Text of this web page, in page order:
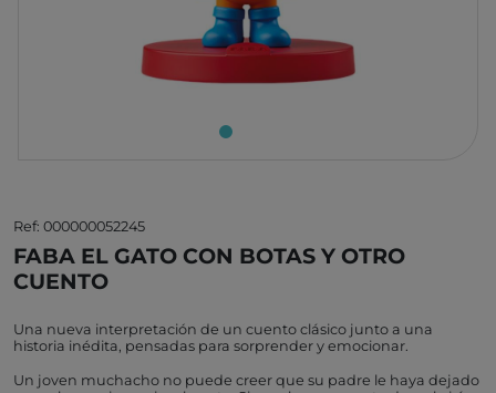
Ref: 000000052245
FABA EL GATO CON BOTAS Y OTRO
CUENTO
Una nueva interpretación de un cuento clásico junto a una
historia inédita, pensadas para sorprender y emocionar.
Un joven muchacho no puede creer que su padre le haya dejado